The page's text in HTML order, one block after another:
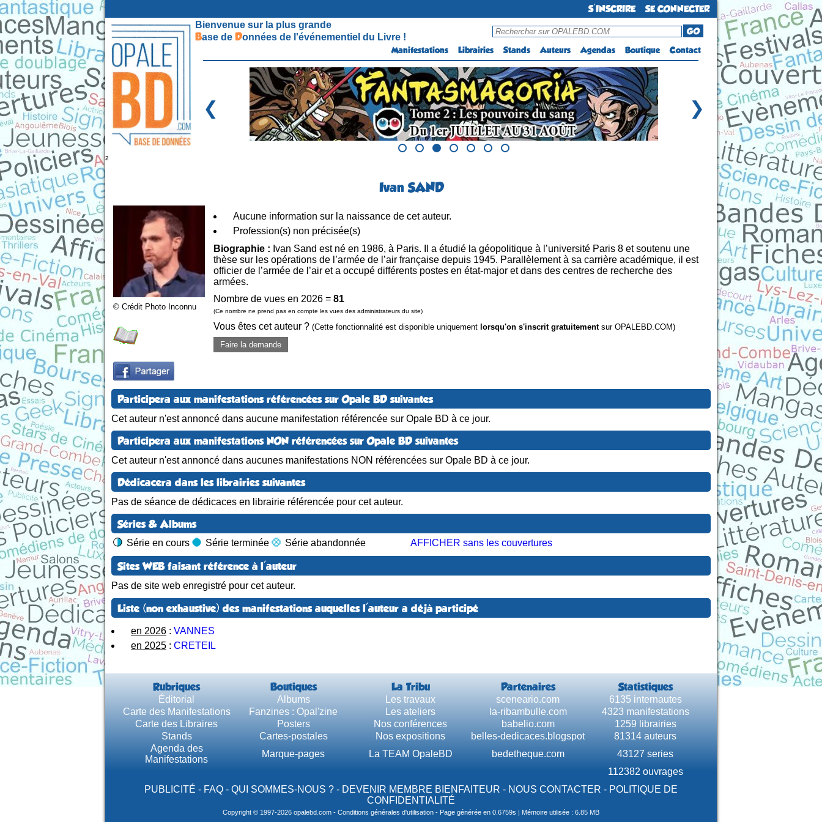
S'INSCRIRE
SE CONNECTER
Bienvenue sur la plus grande
Base de Données de l'événementiel du Livre !
GO
Manifestations
Librairies Stands Auteurs Agendas Boutique Contact
❮ ❯
²
Ivan SAND
© Crédit Photo Inconnu
Aucune information sur la naissance de cet auteur.
Profession(s) non précisée(s)
Biographie : Ivan Sand est né en 1986, à Paris. Il a étudié la géopolitique à l’université Paris 8 et soutenu une
thèse sur les opérations de l’armée de l’air française depuis 1945. Parallèlement à sa carrière académique, il est
officier de l’armée de l’air et a occupé différents postes en état-major et dans des centres de recherche des
armées.
Nombre de vues en 2026 = 81
(Ce nombre ne prend pas en compte les vues des administrateurs du site)
Vous êtes cet auteur ? (Cette fonctionnalité est disponible uniquement lorsqu'on s'inscrit gratuitementsur OPALEBD.COM)
Faire la demande
Participera aux manifestations référencées sur Opale BD suivantes
Cet auteur n'est annoncé dans aucune manifestation référencée sur Opale BD à ce jour.
Participera aux manifestations NON référencées sur Opale BD suivantes
Cet auteur n'est annoncé dans aucunes manifestations NON référencées sur Opale BD à ce jour.
Dédicacera dans les librairies suivantes
Pas de séance de dédicaces en librairie référencée pour cet auteur.
Séries & Albums
Série en cours Série terminée Série abandonnée AFFICHER sans les couvertures
Sites WEB faisant référence à l'auteur
Pas de site web enregistré pour cet auteur.
Liste (non exhaustive) des manifestations auquelles l'auteur a déjà participé
en 2026 : VANNES
en 2025 : CRETEIL
Rubriques Boutiques La Tribu Partenaires Statistiques
Éditorial Albums Les travaux sceneario.com
6135 internautes
Carte des Manifestations
Fanzines : Opal'zine Les ateliers la-ribambulle.com
4323 manifestations
Carte des Libraires
Posters Nos conférences babelio.com
1259 librairies
Stands
Cartes-postales Nos expositions belles-dedicaces.blogspot
81314 auteurs
Agenda des
Manifestations
Marque-pages La TEAM OpaleBD bedetheque.com
43127 series
112382 ouvrages
PUBLICITÉ - FAQ - QUI SOMMES-NOUS ? - DEVENIR MEMBRE BIENFAITEUR - NOUS CONTACTER - POLITIQUE DE
CONFIDENTIALITÉ
Copyright © 1997-2026 opalebd.com - Conditions générales d'utilisation - Page générée en 0.6759s | Mémoire utilisée : 6.85 MB